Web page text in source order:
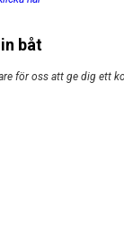
båt
för oss att ge dig ett